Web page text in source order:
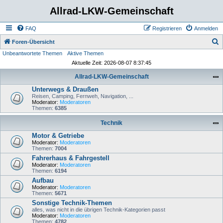
Allrad-LKW-Gemeinschaft
FAQ Anmelden
Registrieren
Foren-Übersicht
Unbeantwortete Themen
Aktive Themen
Aktuelle Zeit: 2026-08-07 8:37:45
Allrad-LKW-Gemeinschaft
Unterwegs & Draußen
Reisen, Camping, Fernweh, Navigation, ...
Moderator: Moderatoren
Themen: 6385
Technik
Motor & Getriebe
Moderator: Moderatoren
Themen: 7004
Fahrerhaus & Fahrgestell
Moderator: Moderatoren
Themen: 6194
Aufbau
Moderator: Moderatoren
Themen: 5671
Sonstige Technik-Themen
alles, was nicht in die übrigen Technik-Kategorien passt
Moderator: Moderatoren
Themen: 4782